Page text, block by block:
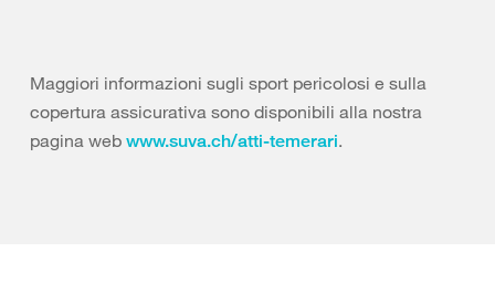
Maggiori informazioni sugli sport pericolosi e sulla
copertura assicurativa sono disponibili alla nostra
pagina web www.suva.ch/atti-temerari.